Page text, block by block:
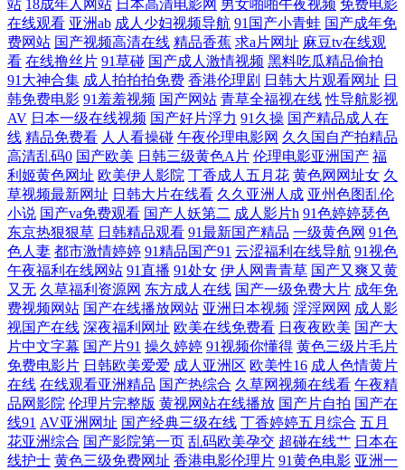
在在线播放 国产嫖妓自拍 狠狠色伊人 九一自拍 久久东热网 激情四方色播
精品九九久久99 激情丁香综合网 黑料自慰学生 国产日本欧韩视频 国产成
人性爱午夜 韩国无码AV下载 韩国三级色情影院 黄色红杏网站 韩国免费av
大全 黄色A片3及片 韩国无码三级 国产香蕉99 国产精品性爱 国产91在线
观 精东视频黄下载 黄色ws视频 黑人探花色图 含羞草免费91 国产视频91
啦 国际大香蕉 国产青青草精品 国产VA在线 福利资源在线久 福利所av 国
产美女 国产传媒A片 国产乱乱A片 国产福利导航第 国产97资源 福利合集
92午夜 豆花成人社区在线 大香蕉青草 丁香五月天综合网 免费日七视频 欧
美岛国性爱 欧美日B毛片视频 欧美射精 青青草青娱乐伊人 欧美在线性生
活 欧美性爱直播 欧美少妇肏屄 天堂AV导航 熟女丝袜91 深夜超碰社区 日
站 18成年人网站 日本高清电影网 男女啪啪午夜视频 免费电影
在线观看 亚洲ab 成人少妇视频导航 91国产小青蛙 国产成年免
费网站 国产视频高清在线 精品香蕉 求a片网址 麻豆tv在线观
看 在线撸丝片 91草碰 国产成人激情视频 黑料吃瓜精品偷拍
91大神合集 成人拍拍拍免费 香港伦理剧 日韩大片观看网址 日
韩免费电影 91羞羞视频 国产网站 青草全福视在线 性导航影视
AV 日本一级在线视频 国产好片浮力 91久操 国产精品成人在
线 精品免费看 人人看操碰 午夜伦理电影网 久久国自产拍精品
高清乱码0 国产欧美 日韩三级黄色A片 伦理电影亚洲国产 福
利姬黄色网址 欧美伊人影院 丁香成人五月花 黄色网网址女 久
草视频最新网址 日韩大片在线看 久久亚洲人成 亚州色图乱伦
小说 国产va免费观看 国产人妖第二 成人影片h 91色婷婷瑟色
东京热狠狠草 日韩精品观看 91最新国产精品 一级黄色网 91色
色人妻 都市激情婷婷 91精品国产91 云涩福利在线导航 91视色
午夜福利在线网站 91直播 91处女 伊人网青青草 国产又爽又黄
又无 久草福利资源网 东方成人在线 国产一级免费大片 成年免
费视频网站 国产在线播放网站 亚洲日本视频 淫淫网网 成人影
视国产在线 深夜福利网址 欧美在线免费看 日夜夜欧美 国产大
片中文字幕 国产片91 操久婷婷 91视频你懂得 黄色三级片毛片
免费电影片 日韩欧美爱爱 成人亚洲区 欧美性16 成人色情黄片
在线 在线观看亚洲精品 国产热综合 久草网视频在线看 午夜精
品网影院 伦理片完整版 黄视网站在线播放 国产片自拍 国产在
线91 AV亚洲网址 国产经典三级在线 丁香婷婷五月综合 五月
花亚洲综合 国产影院第一页 乱码欧美孕交 超碰在线艹 日本在
线护士 黄色三级免费网址 香港电影伦理片 91黄色电影 亚洲一